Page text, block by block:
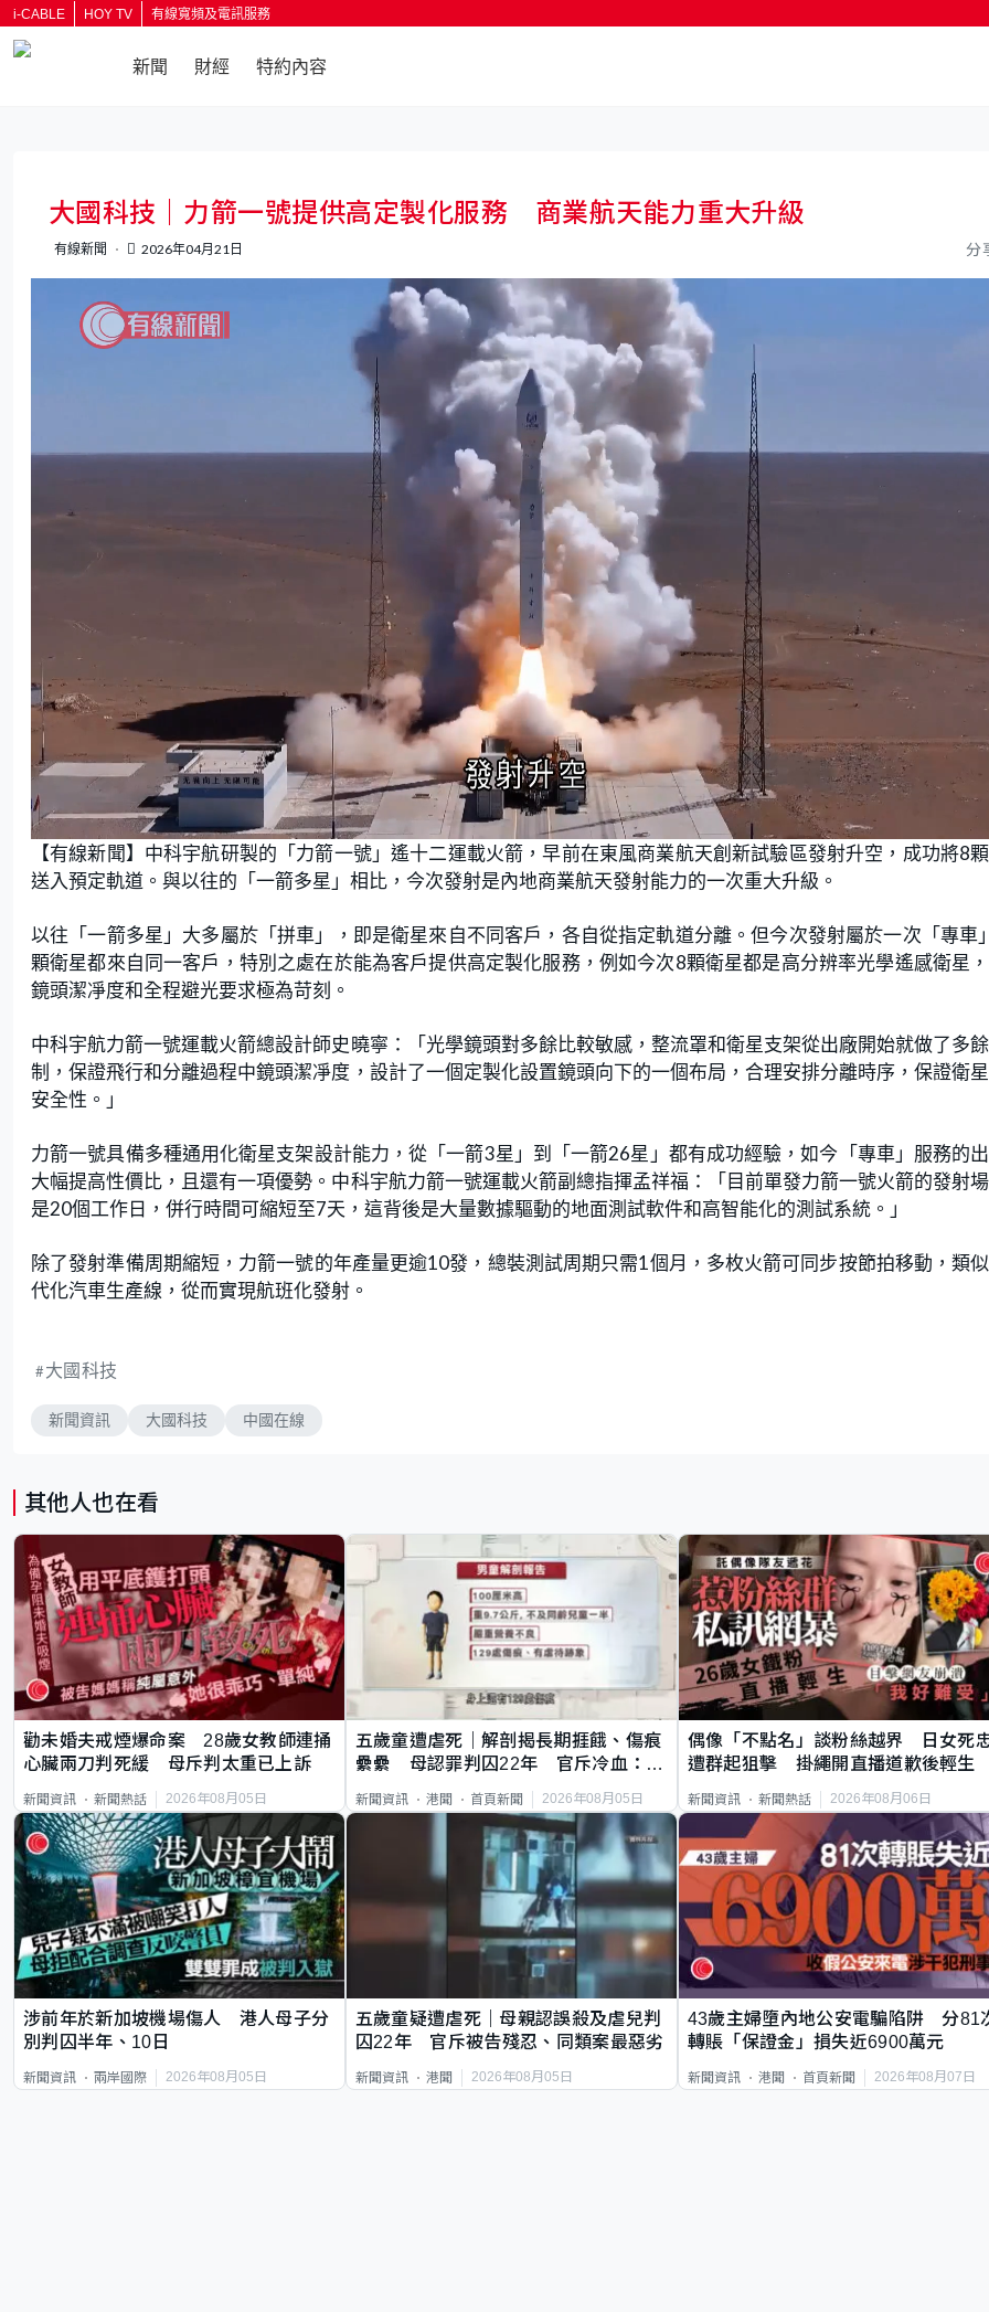
i-CABLE HOY TV 有線寬頻及電訊服務
新聞 財經 特約內容
大國科技｜力箭一號提供高定製化服務 商業航天能力重大升級
有線新聞 2026年04月21日 分
U
n
m
u
t
e
L
o
a
d
d
:
1
%
【有線新聞】中科宇航研製的「力箭一號」遙十二運載火箭，早前在東風商業航天創新試驗區發射升空，成功將8
送入預定軌道。與以往的「一箭多星」相比，今次發射是內地商業航天發射能力的一次重大升級。
以往「一箭多星」大多屬於「拼車」，即是衛星來自不同客戶，各自從指定軌道分離。但今次發射屬於一次「專車
顆衛星都來自同一客戶，特別之處在於能為客戶提供高定製化服務，例如今次8顆衛星都是高分辨率光學遙感衛星
鏡頭潔凈度和全程避光要求極為苛刻。
中科宇航力箭一號運載火箭總設計師史曉寧：「光學鏡頭對多餘比較敏感，整流罩和衛星支架從出廠開始就做了多
制，保證飛行和分離過程中鏡頭潔凈度，設計了一個定製化設置鏡頭向下的一個布局，合理安排分離時序，保證衛
安全性。」
力箭一號具備多種通用化衛星支架設計能力，從「一箭3星」到「一箭26星」都有成功經驗，如今「專車」服務的
大幅提高性價比，且還有一項優勢。中科宇航力箭一號運載火箭副總指揮孟祥福：「目前單發力箭一號火箭的發射
是20個工作日，併行時間可縮短至7天，這背後是大量數據驅動的地面測試軟件和高智能化的測試系統。」
除了發射準備周期縮短，力箭一號的年產量更逾10發，總裝測試周期只需1個月，多枚火箭可同步按節拍移動，類
代化汽車生產線，從而實現航班化發射。
大國科技
新聞資訊 大國科技 中國在線
其他人也在看
勸未婚夫戒煙爆命案 28歲女教師連捅
心臟兩刀判死緩 母斥判太重已上訴
新聞資訊 新聞熱話 2026年08月05日
五歲童遭虐死｜解剖揭長期捱餓、傷痕
纍纍 母認罪判囚22年 官斥冷血：同
新聞資訊 港聞 首頁新聞 2026年08月05日
偶像「不點名」談粉絲越界 日女死
遭群起狙擊 掛繩開直播道歉後輕生
新聞資訊 新聞熱話 2026年08月06日
涉前年於新加坡機場傷人 港人母子分
別判囚半年、10日
新聞資訊 兩岸國際 2026年08月05日
五歲童疑遭虐死｜母親認誤殺及虐兒判
囚22年 官斥被告殘忍、同類案最惡劣
新聞資訊 港聞 2026年08月05日
43歲主婦墮內地公安電騙陷阱 分81
轉賬「保證金」損失近6900萬元
新聞資訊 港聞 首頁新聞 2026年08月07日